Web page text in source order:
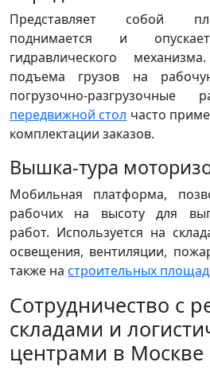
Представляет собой
поднимается и
гидравлического
подъема грузов на
погрузочно-разгрузочные
передвижной стол часто
комплектации заказов.
Вышка-тура
Мобильная платформа,
рабочих на высоту для
работ. Используется на
освещения, вентиляции,
также на строительных
Сотрудничество с
складами и
центрами в Москве